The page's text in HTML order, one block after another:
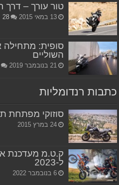
טור עורך – דרך
13 במאי 2015 28
סופית:
השוליים
21 בנובמבר 2019
כתבות רנדומליות
סוזוקי מפתחת
24 במרץ 2015
ל-2023
6 בנובמבר 2022